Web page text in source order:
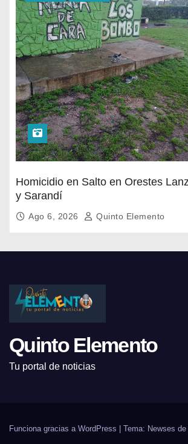
Homicidio en Salto en Orestes Lanza
y Sarandí
Ago 6, 2026 Quinto Elemento
Quinto Elemento
Tu portal de noticias
Funciona gracias a WordPress | Tema: Newses de